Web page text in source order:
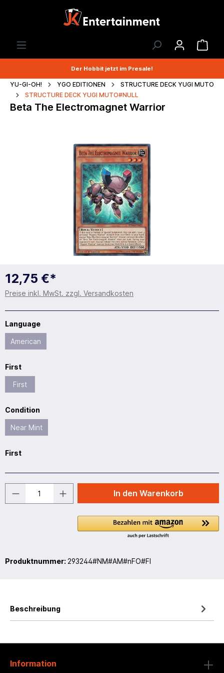
Der Hobbit jetzt im Presale!
YU-GI-OH! YGO EDITIONEN
STRUCTURE DECK YUGI MUTO
STRUCTURE DECK YUGI MUTO#NULL
Beta The Electromagnet Warrior
12,75 €*
Preise inkl. MwSt. zzgl. Versandkosten
Language
American
First
First
Condition
Near Mint
First
In den Warenkorb
Produktnummer: 293244#NM#AM#nFO#FI
Beschreibung
Information